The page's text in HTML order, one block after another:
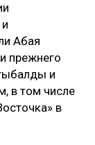
Абая
прежнего
и
в том числе
в